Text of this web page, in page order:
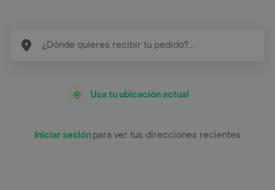
Usa tu ubicación actual
Iniciar sesión para ver tus direcciones recientes